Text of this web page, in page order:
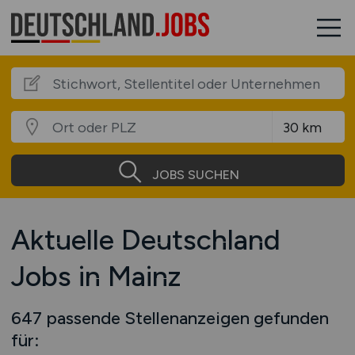
JOBS SUCHEN
Aktuelle Deutschland
Jobs in Mainz
647 passende Stellenanzeigen gefunden
für: